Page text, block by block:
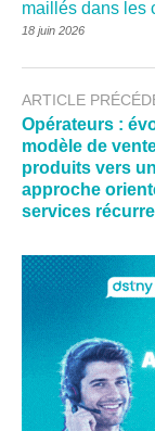
maillés dans les
18 juin 2026
ARTICLE
Opérateurs :
modèle de
produits vers
approche
services